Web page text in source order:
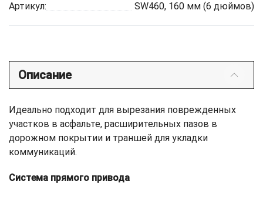
Артикул:
SW460, 160 мм (6 дюймов)
Описание
Идеально подходит для вырезания поврежденных
участков в асфальте, расширительных пазов в
дорожном покрытии и траншей для укладки
коммуникаций.
Система прямого привода